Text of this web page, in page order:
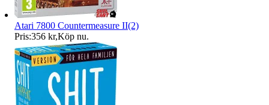
Atari 7800 Countermeasure II(2)
Pris:356 kr,Köp nu.